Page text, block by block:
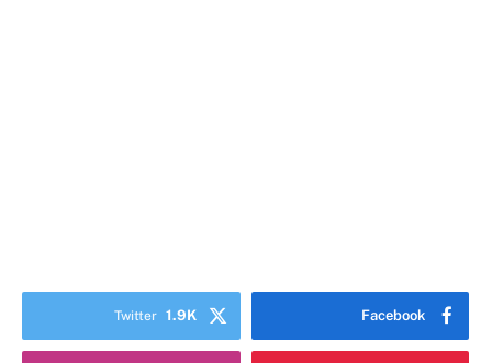
Facebook
Twitter 1.9K